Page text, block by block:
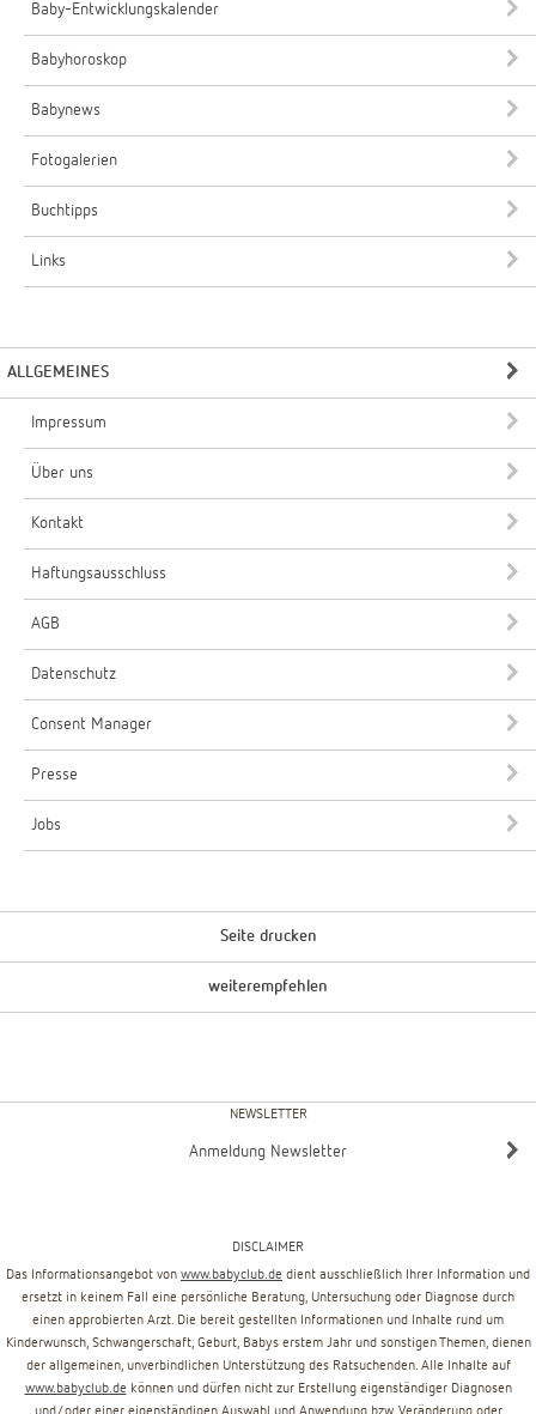
Baby-Entwicklungskalender
Babyhoroskop
Babynews
Fotogalerien
Buchtipps
Links
ALLGEMEINES
Impressum
Über uns
Kontakt
Haftungsausschluss
AGB
Datenschutz
Consent Manager
Presse
Jobs
Seite drucken
weiterempfehlen
NEWSLETTER
Anmeldung Newsletter
DISCLAIMER
Das Informationsangebot von www.babyclub.de dient ausschließlich Ihrer Information und
ersetzt in keinem Fall eine persönliche Beratung, Untersuchung oder Diagnose durch
einen approbierten Arzt. Die bereit gestellten Informationen und Inhalte rund um
Kinderwunsch, Schwangerschaft, Geburt, Babys erstem Jahr und sonstigen Themen, dienen
der allgemeinen, unverbindlichen Unterstützung des Ratsuchenden. Alle Inhalte auf
www.babyclub.de können und dürfen nicht zur Erstellung eigenständiger Diagnosen